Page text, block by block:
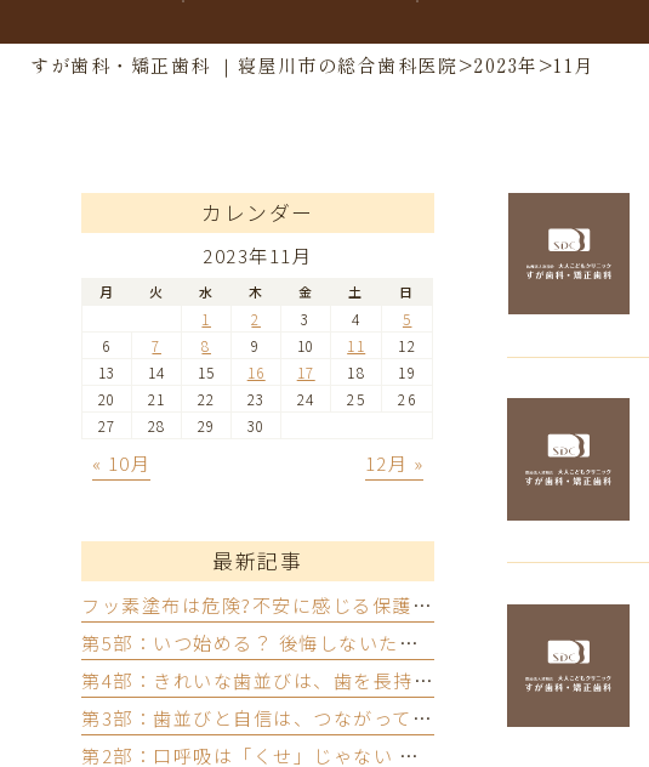
すが歯科・矯正歯科 ｜寝屋川市の総合歯科医院 >2023年 >11月
カレンダー
2023年11月
月 火 水 木 金 土 日
1 2 3 4
5
6
7 8 9 10 11
12
13
14 15 16 17 18
19
20
21 22 23 24 25
26
27
28 29 30
« 10月 12月 »
最新記事
フッ素塗布は危険?不安に感じる保護者の方へ
第5部：いつ始める？ 後悔しないための相談タイミング
第4部：きれいな歯並びは、歯を長持ちさせる
第3部：歯並びと自信は、つながっている
第2部：口呼吸は「くせ」じゃない ─ 顎と気道のつながり